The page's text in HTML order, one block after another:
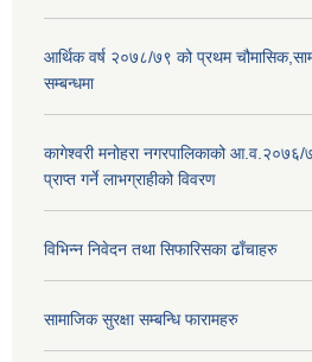
आर्थिक वर्ष २०७८/७९ को प्रथम
सम्बन्धमा
कागेश्वरी मनोहरा नगरपालिकाको आ.व.२०७६/
प्राप्त गर्ने लाभग्राहीको विवरण
विभिन्न निवेदन तथा सिफारिसका ढाँचाहरु
सामाजिक सुरक्षा सम्बन्धि फारामहरु